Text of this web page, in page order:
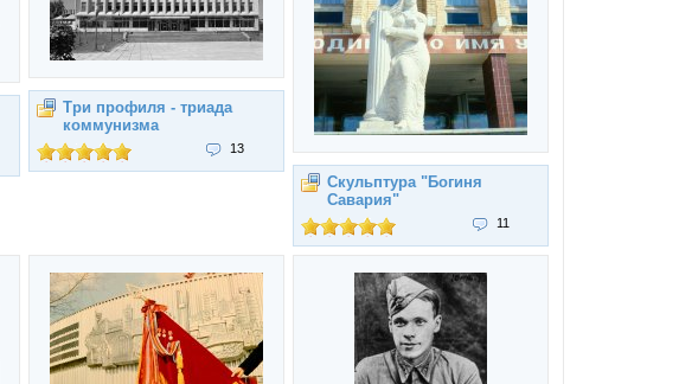
Три профиля - триада
коммунизма
13
Скульптура "Богиня
Савария"
11